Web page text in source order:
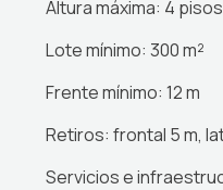
Altura máxima: 4 pisos
Lote mínimo: 300 m²
Frente mínimo: 12 m
Retiros: frontal 5 m,
Servicios e